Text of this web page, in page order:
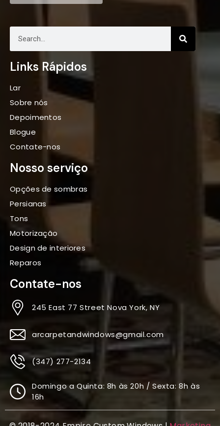
Links Rápidos
Lar
Sobre nós
Depoimentos
Blogue
Contate-nos
Nosso serviço
Opções de sombras
Persianas
Tons
Motorização
Design de interiores
Reparos
Contate-nos
245 East 77 Street Nova York, NY
arcarpetandwindows@gmail.com
(347) 277-2134
Domingo a Quinta: 8h às 20h / Sexta: 8h às
16h